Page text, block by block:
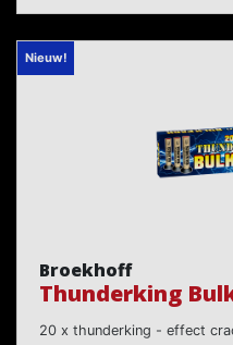
Nieuw!
Broekhoff
Thunderking
20 x thunderking - effect